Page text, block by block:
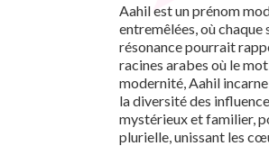
Aahil est un prénom
entremêlées, où chaque
résonance pourrait
racines arabes où le
modernité, Aahil
la diversité des
mystérieux et familier,
plurielle, unissant les